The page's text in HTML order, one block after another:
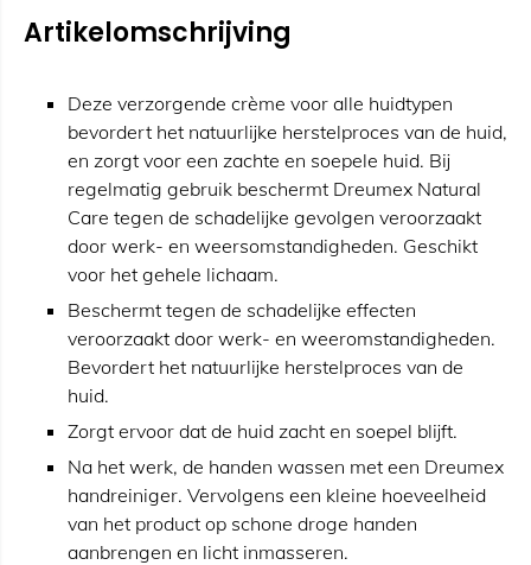
Artikelomschrijving
Deze verzorgende crème voor alle huidtypen
bevordert het natuurlijke herstelproces van de huid,
en zorgt voor een zachte en soepele huid. Bij
regelmatig gebruik beschermt Dreumex Natural
Care tegen de schadelijke gevolgen veroorzaakt
door werk- en weersomstandigheden. Geschikt
voor het gehele lichaam.
Beschermt tegen de schadelijke effecten
veroorzaakt door werk- en weeromstandigheden.
Bevordert het natuurlijke herstelproces van de
huid.
Zorgt ervoor dat de huid zacht en soepel blijft.
Na het werk, de handen wassen met een Dreumex
handreiniger. Vervolgens een kleine hoeveelheid
van het product op schone droge handen
aanbrengen en licht inmasseren.